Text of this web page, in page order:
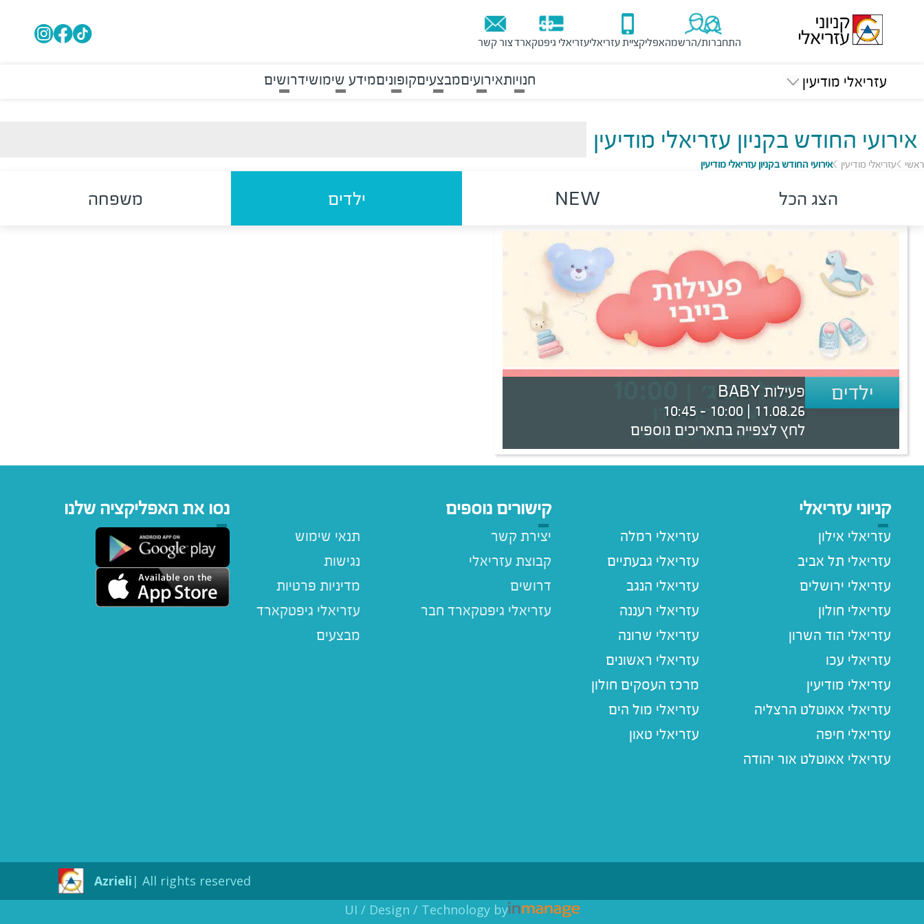
התחברות/הרשמהאפליקציית עזריאליעזריאלי גיפטקארדצור קשר
עזריאלי מודיעין חנויותאירועיםמבצעיםקופוניםמידע שימושידרושים
אירועי החודש בקניון עזריאלי מודיעין
ראשי עזריאלי מודיעין אירועי החודש בקניון עזריאלי מודיעין
הצג הכל NEW ילדים משפחה
ילדים
פעילות BABY
11.08.26 | 10:00 - 10:45
לחץ לצפייה בתאריכים נוספים
קניוני עזריאלי
עזריאלי אילון
עזריאלי תל אביב
עזריאלי ירושלים
עזריאלי חולון
עזריאלי הוד השרון
עזריאלי עכו
עזריאלי מודיעין
עזריאלי אאוטלט הרצליה
עזריאלי חיפה
עזריאלי אאוטלט אור יהודה
עזריאלי רמלה
עזריאלי גבעתיים
עזריאלי הנגב
עזריאלי רעננה
עזריאלי שרונה
עזריאלי ראשונים
מרכז העסקים חולון
עזריאלי מול הים
עזריאלי טאון
קישורים נוספים
תנאי שימוש
נגישות
מדיניות פרטיות
עזריאלי גיפטקארד
מבצעים
יצירת קשר
קבוצת עזריאלי
דרושים
נסו את האפליקציה שלנו
All rights reserved |
Azrieli
UI / Design / Technology by